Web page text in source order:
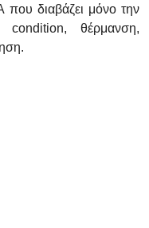
που διαβάζει μόνο την
θέρμανση,